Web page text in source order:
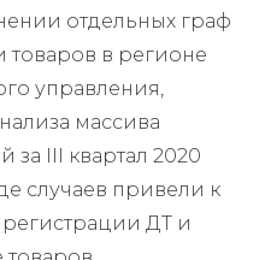
отдельных граф
в регионе
управления,
массива
за III квартал 2020
случаев привели к
регистрации ДТ и